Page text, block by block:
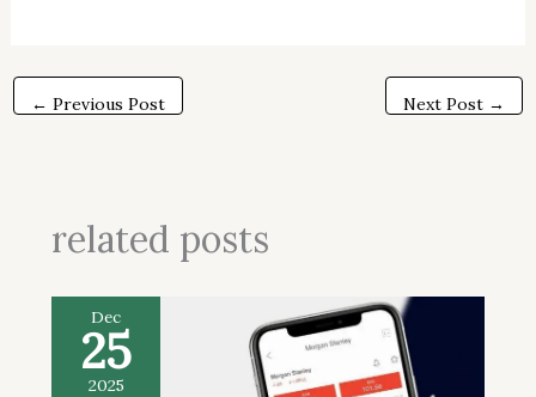
← Previous Post Next Post →
related posts
Dec
25
2025